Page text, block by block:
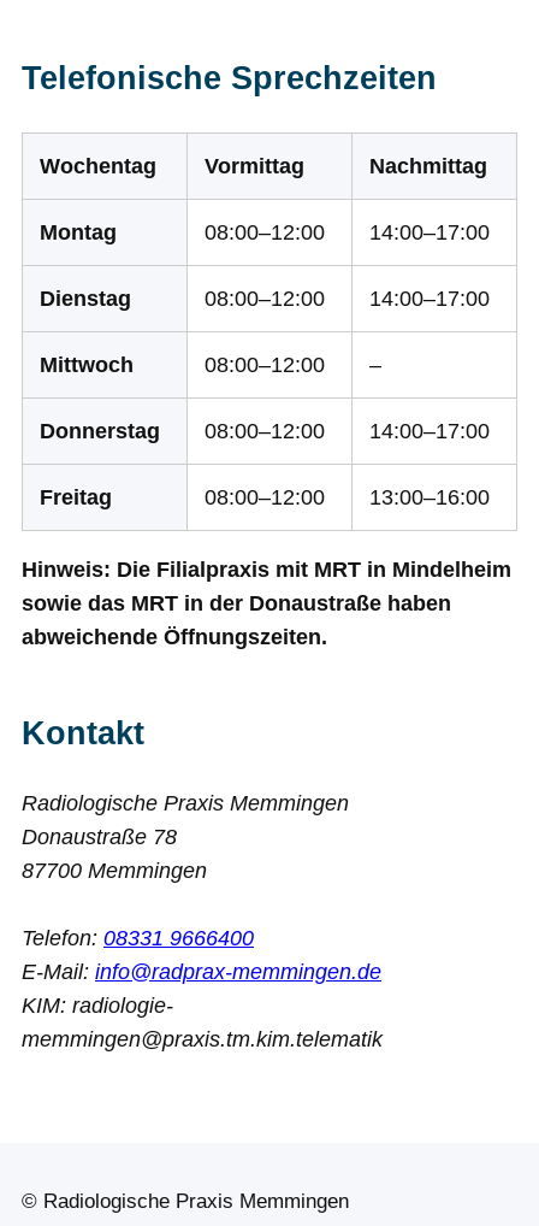
Telefonische Sprechzeiten
Wochentag Vormittag Nachmittag
Montag 08:00–12:00 14:00–17:00
Dienstag 08:00–12:00 14:00–17:00
Mittwoch 08:00–12:00 –
Donnerstag 08:00–12:00 14:00–17:00
Freitag 08:00–12:00 13:00–16:00
Hinweis: Die Filialpraxis mit MRT in Mindelheim
sowie das MRT in der Donaustraße haben
abweichende Öffnungszeiten.
Kontakt
Radiologische Praxis Memmingen
Donaustraße 78
87700 Memmingen
Telefon: 08331 9666400
E-Mail: info@radprax-memmingen.de
KIM: radiologie-
memmingen@praxis.tm.kim.telematik
© Radiologische Praxis Memmingen